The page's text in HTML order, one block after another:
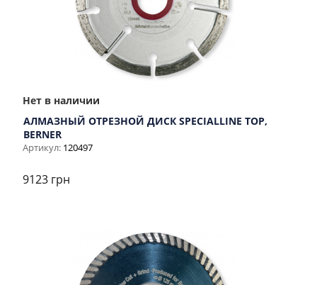
Нет в наличии
АЛМАЗНЫЙ ОТРЕЗНОЙ ДИСК SPECIALLINE TOP,
BERNER
Артикул: 120497
9123 грн